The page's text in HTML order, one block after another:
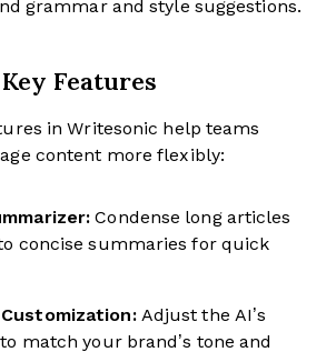
grammar and style suggestions.
Features
in Writesonic help teams
content more flexibly:
Condense long articles
concise summaries for quick
Adjust the AI’s
match your brand’s tone and